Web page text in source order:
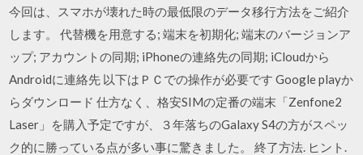
今回は、スマホが壊れた時の最低限のデータ移行方法をご紹介
します。 代替機を用意する; 端末を初期化; 端末のバージョンア
ップ; アカウントの同期; iPhoneの連絡先の同期; iCloudから
Androidに連絡先 以下はＰＣでの操作が必要です Google playか
らダウンロード 仕方なく、格安SIMの定番の端末「Zenfone2
Laser」を購入予定ですが、３年落ちのGalaxy S4の方がスペッ
ク的に勝っている点が多い事に驚きました。 終了方法. ヒント.